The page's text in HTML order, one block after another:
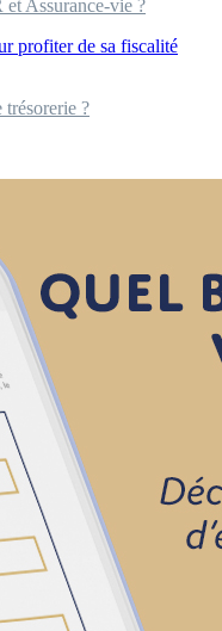
Assurance-vie ?
profiter de sa fiscalité
?